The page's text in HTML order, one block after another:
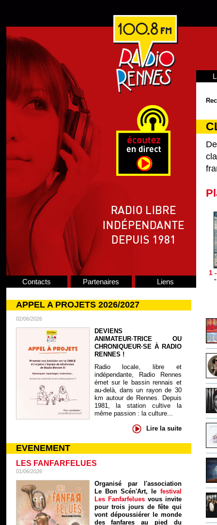
Contacts Partenaires Liens
APPEL A PROJETS 2026/2027
02/06/2026
DEVIENS
ANIMATEUR·TRICE OU
CHRONIQUEUR·SE À RADIO
RENNES !
Radio locale, libre et
indépendante, Radio Rennes
émet sur le bassin rennais et
au-delà, dans un rayon de 30
km autour de Rennes. Depuis
1981, la station cultive la
même passion : la culture...
Lire la suite
EVENEMENT
LES FANFARFELUES
01/06/2026
Organisé par l'association
Le Bon Scén'Art, le festival
Les Fanfarfelues vous invite
pour trois jours de fête qui
vont dépoussiérer le monde
des fanfares au pied du
1